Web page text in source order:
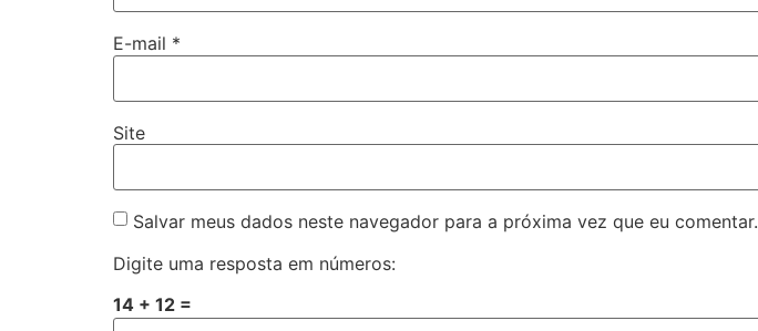
E-mail *
Site
Salvar meus dados neste navegador para a próxima vez que eu comentar.
Digite uma resposta em números:
14 + 12 =